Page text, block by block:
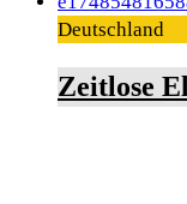
Deutschland
Zeitlose